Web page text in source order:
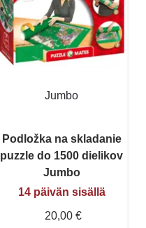
Jumbo
Podložka na skladanie
puzzle do 1500 dielikov
Jumbo
14 päivän sisällä
20,00 €